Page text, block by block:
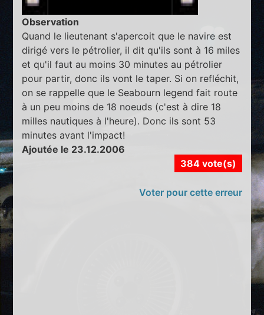
Observation
Quand le lieutenant s'apercoit que le navire est
dirigé vers le pétrolier, il dit qu'ils sont à 16 miles
et qu'il faut au moins 30 minutes au pétrolier
pour partir, donc ils vont le taper. Si on refléchit,
on se rappelle que le Seabourn legend fait route
à un peu moins de 18 noeuds (c'est à dire 18
milles nautiques à l'heure). Donc ils sont 53
minutes avant l'impact!
Ajoutée le 23.12.2006
384 vote(s)
Voter pour cette erreur